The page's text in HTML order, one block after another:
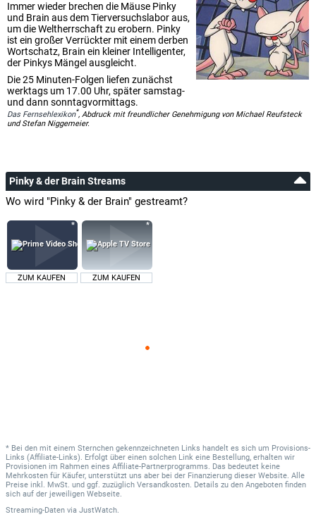
Immer wieder brechen die Mäuse Pinky
und Brain aus dem Tierversuchslabor aus,
um die Weltherrschaft zu erobern. Pinky
ist ein großer Verrückter mit einem derben
Wortschatz, Brain ein kleiner Intelligenter,
der Pinkys Mängel ausgleicht.
Die 25 Minuten-Folgen liefen zunächst
werktags um 17.00 Uhr, später samstag-
und dann sonntagvormittags.
Das Fernsehlexikon*, Abdruck mit freundlicher Genehmigung von Michael Reufsteck
und Stefan Niggemeier.
Pinky & der Brain Streams
Wo wird "Pinky & der Brain" gestreamt?
ZUM KAUFEN ZUM KAUFEN
* Bei den mit einem Sternchen gekennzeichneten Links handelt es sich um Provisions-
Links (Affiliate-Links). Erfolgt über einen solchen Link eine Bestellung, erhalten wir
Provisionen im Rahmen eines Affiliate-Partnerprogramms. Das bedeutet keine
Mehrkosten für Käufer, unterstützt uns aber bei der Finanzierung dieser Website. Alle
Preise inkl. MwSt. und ggf. zuzüglich Versandkosten. Details zu den Angeboten finden
sich auf der jeweiligen Webseite.
Streaming-Daten via JustWatch.